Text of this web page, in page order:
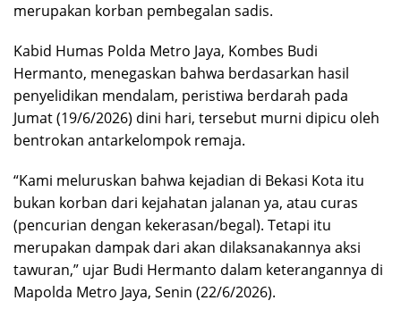
merupakan korban pembegalan sadis.
Kabid Humas Polda Metro Jaya, Kombes Budi
Hermanto, menegaskan bahwa berdasarkan hasil
penyelidikan mendalam, peristiwa berdarah pada
Jumat (19/6/2026) dini hari, tersebut murni dipicu oleh
bentrokan antarkelompok remaja.
“Kami meluruskan bahwa kejadian di Bekasi Kota itu
bukan korban dari kejahatan jalanan ya, atau curas
(pencurian dengan kekerasan/begal). Tetapi itu
merupakan dampak dari akan dilaksanakannya aksi
tawuran,” ujar Budi Hermanto dalam keterangannya di
Mapolda Metro Jaya, Senin (22/6/2026).